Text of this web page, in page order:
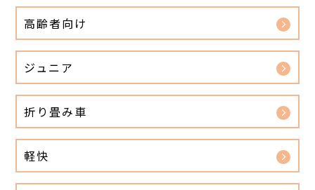
高齢者向け
ジュニア
折り畳み車
軽快